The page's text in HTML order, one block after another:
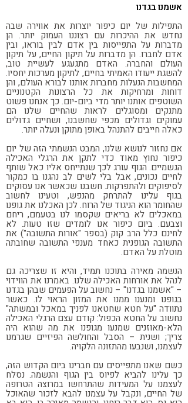
אשמנו בגדנו
התפילות של יום כיפור יוצרות את אווירה שבה
נחדש את ההיכרות עם רצוננו העמוק יותר. הן
מדברות על התפייסות בין אדם לבין בוראו, ובין
אדם לחברו. הן מדברות על תיקון החיים, על תיקון
העולם והחברה. האדם מתגעגע לעשיית טוב,
להשגת ייעודו האמיתי בחיים, לתיקון מערכות יחסיו.
המחשבות הנעלות מחברות אותנו לבורא העולם, והן
דוחות ומרחיקות את כל הרצונות הקטנוניים
השוטפים אותנו יותר מדי ביום-יום. כך אנחנו פשוט
מתנקים ומסוגלים לראות שהחיים שלנו הם
עמוקים וגדולים מכפי שחשבנו, ושחיים גדולים
כאלה חייבים להתנהל באופן מתוקן ונעלה יותר.
אם נחזור לנושא שלנו, המבט הנשמתי הזה של יום
כיפור נחוץ מאוד כדי לתקן את הרגלי האכילה
הגשמיים. הגוף עורג לכך שנתייחס אליו כאל שותף
לחיים נכונים, אבל בלי לשים לב נהגנו בו כמקור
לסיפוקים ולהתפרקות. חשבנו שכאשר אנו עסוקים
בגוף עלינו להתרחק מהנפש, וטעינו לחשוב
שהחומר הוא הניגוד של הרוח. לכן האכלנו את גופנו
במאכלים לא בריאים שקסמו לנו בטעמם, ריחם
וצבעם. ביום כיפור אנו לומדים שזו טעות. לא
לחינם כלל הרב קוק (בספר "אורות התשובה") את
התשובה הגופנית כאחד מענפי התשובה שחובתה
מוטלת על האדם.
הנשמה מאירה בתוכנו תמיד, והיא זו שצריכה גם
לנהל את אורחות האכילה שלנו. באמרנו את הווידוי
– "אשמנו בגדנו" – נחשוב על הפעמים שבהן בגדנו
בגופנו ומנענו ממנו את המזון הראוי לו. כאשר
נתוודה "על חטא שחטאנו לפניך במאכל ובמשתה"
נחשוב על החטא הכפול: קודם עצם הרגלי האכילה
הלא-מאוזנים שמנעו מגופנו את מה שהוא היה
צריך; ושנית – הסבל והחולשה הפיזיים שגרמנו
לעצמנו, ושנבעו מהתזונה הלקויה.
כשם שאנו מתפייסים עם חברינו ביום הקדוש הזה,
כך עלינו להביא לפיוס בין הגוף והנשמה. נסלח
לעצמנו על המעידות שהתרחשו במרוצה הטרופה
של החיים, ונקבל על עצמנו להבא לזכור שהאוכל